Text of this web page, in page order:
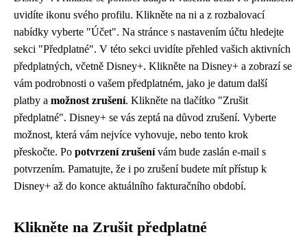
uvidíte ikonu svého profilu. Klikněte na ni a z rozbalovací
nabídky vyberte "Účet". Na stránce s nastavením účtu hledejte
sekci "Předplatné". V této sekci uvidíte přehled vašich aktivních
předplatných, včetně Disney+. Klikněte na Disney+ a zobrazí se
vám podrobnosti o vašem předplatném, jako je datum další
platby a možnost zrušení. Klikněte na tlačítko "Zrušit
předplatné". Disney+ se vás zeptá na důvod zrušení. Vyberte
možnost, která vám nejvíce vyhovuje, nebo tento krok
přeskočte. Po potvrzení zrušenívám bude zaslán e-mail s
potvrzením. Pamatujte, že i po zrušení budete mít přístup k
Disney+ až do konce aktuálního fakturačního období.
Klikněte na Zrušit předplatné